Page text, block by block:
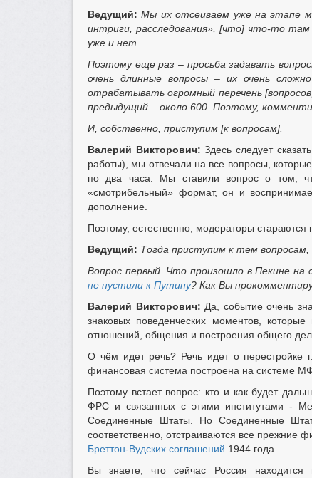
Ведущий:Мы их отсеиваем уже на этапе
интриги, расследования», [что] что-то
уже и нет.
Поэтому еще раз – просьба задавать
очень длинные вопросы – их очень
отрабатывать огромный перечень
предыдущий – около 600. Поэтому,
И, собственно, приступим [к вопросам].
Валерий Викторович:Здесь следует
работы), мы отвечали на все вопросы,
по два часа. Мы ставили вопрос о том,
«смотрибельный» формат, он и
дополнение.
Поэтому, естественно, модераторы
Ведущий: Тогда приступим к тем
Вопрос первый. Что произошло в Пекине
не пустили к Путину? Как Вы
Валерий Викторович: Да, событие очень
знаковых поведенческих моментов,
отношений, общения и построения общего
О чём идет речь? Речь идет о перестройке
финансовая система построена на системе
Поэтому встает вопрос: кто и как будет
ФРС и связанных с этими институтами -
Соединенные Штаты. Но Соединенные
соответственно, отстраиваются все прежние
Бреттон-Вудских соглашений 1944 года.
Вы знаете, что сейчас Россия